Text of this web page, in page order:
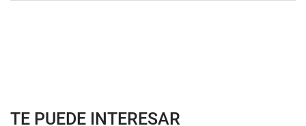
TE PUEDE INTERESAR